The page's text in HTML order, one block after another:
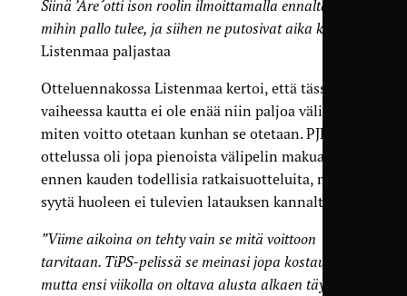
Siinä ’Are´otti ison roolin ilmoittamalla ennalta
mihin pallo tulee, ja siihen ne putosivat aika kivasti”
Listenmaa paljastaa
Otteluennakossa Listenmaa kertoi, että tässä
vaiheessa kautta ei ole enää niin paljoa väliä
miten voitto otetaan kunhan se otetaan. PJK-
ottelussa oli jopa pienoista välipelin makua
ennen kauden todellisia ratkaisuotteluita, mutta
syytä huoleen ei tulevien latauksen kannalta ole.
”Viime aikoina on tehty vain se mitä voittoon
tarvitaan. TiPS-pelissä se meinasi jopa kostautua,
mutta ensi viikolla on oltava alusta alkaen täysillä